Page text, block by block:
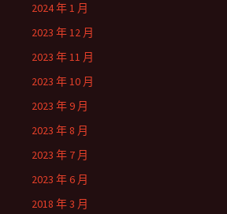
2024 年 1 月
2023 年 12 月
2023 年 11 月
2023 年 10 月
2023 年 9 月
2023 年 8 月
2023 年 7 月
2023 年 6 月
2018 年 3 月